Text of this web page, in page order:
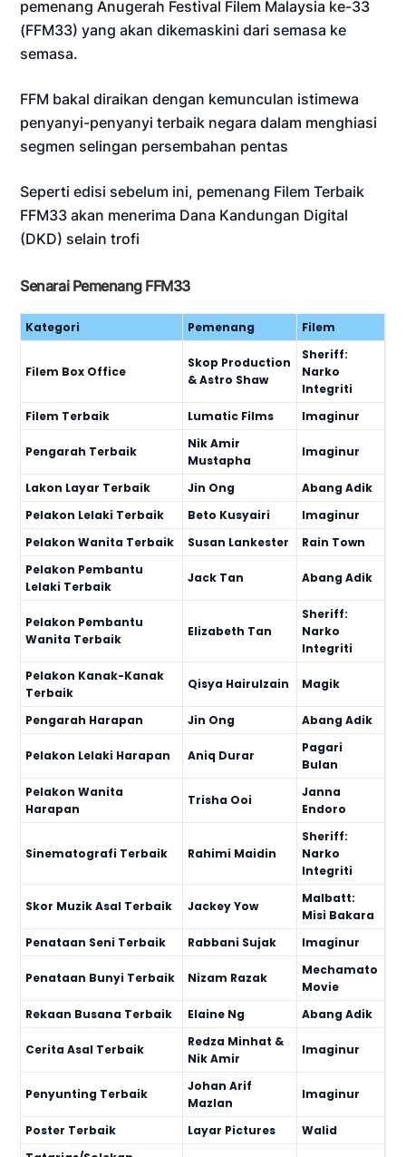
pemenang Anugerah Festival Filem Malaysia ke-33
(FFM33) yang akan dikemaskini dari semasa ke
semasa.
FFM bakal diraikan dengan kemunculan istimewa
penyanyi-penyanyi terbaik negara dalam menghiasi
segmen selingan persembahan pentas
Seperti edisi sebelum ini, pemenang Filem Terbaik
FFM33 akan menerima Dana Kandungan Digital
(DKD) selain trofi
Senarai Pemenang FFM33
Kategori Pemenang Filem
Filem Box Office
Skop Production
& Astro Shaw
Sheriff:
Narko
Integriti
Filem Terbaik
Lumatic Films Imaginur
Pengarah Terbaik
Nik Amir
Mustapha
Imaginur
Lakon Layar Terbaik Jin Ong
Abang Adik
Pelakon Lelaki Terbaik
Beto Kusyairi
Imaginur
Pelakon Wanita Terbaik
Susan Lankester
Rain Town
Pelakon Pembantu
Lelaki Terbaik
Jack Tan Abang Adik
Pelakon Pembantu
Wanita Terbaik
Elizabeth Tan
Sheriff:
Narko
Integriti
Pelakon Kanak-Kanak
Terbaik
Qisya Hairulzain Magik
Pengarah Harapan Jin Ong Abang Adik
Pelakon Lelaki Harapan Aniq Durar
Pagari
Bulan
Pelakon Wanita
Harapan
Trisha Ooi
Janna
Endoro
Sinematografi Terbaik Rahimi Maidin
Sheriff:
Narko
Integriti
Skor Muzik Asal Terbaik Jackey Yow
Malbatt:
Misi Bakara
Penataan Seni Terbaik
Rabbani Sujak Imaginur
Penataan Bunyi Terbaik Nizam Razak
Mechamato
Movie
Rekaan Busana Terbaik
Elaine Ng Abang Adik
Cerita Asal Terbaik
Redza Minhat &
Nik Amir
Imaginur
Penyunting Terbaik
Johan Arif
Mazlan
Imaginur
Poster Terbaik Layar Pictures
Walid